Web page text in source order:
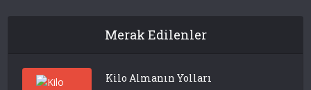
Merak Edilenler
Kilo Almanın Yolları